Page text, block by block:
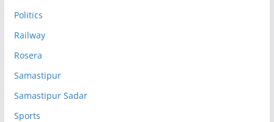
Politics
Railway
Rosera
Samastipur
Samastipur Sadar
Sports